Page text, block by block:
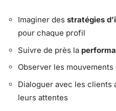
Imaginer des stratégies
pour chaque profil
Suivre de près la
Observer les mouvements
Dialoguer avec les clients
leurs attentes